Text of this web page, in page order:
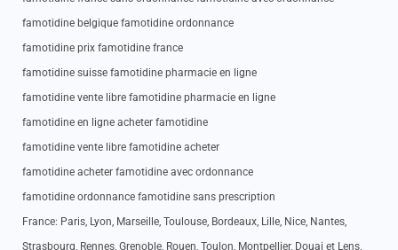
famotidine belgique famotidine ordonnance
famotidine prix famotidine france
famotidine suisse famotidine pharmacie en ligne
famotidine vente libre famotidine pharmacie en ligne
famotidine en ligne acheter famotidine
famotidine vente libre famotidine acheter
famotidine acheter famotidine avec ordonnance
famotidine ordonnance famotidine sans prescription
France: Paris, Lyon, Marseille, Toulouse, Bordeaux, Lille, Nice, Nantes,
Strasbourg, Rennes, Grenoble, Rouen, Toulon, Montpellier, Douai et Lens,